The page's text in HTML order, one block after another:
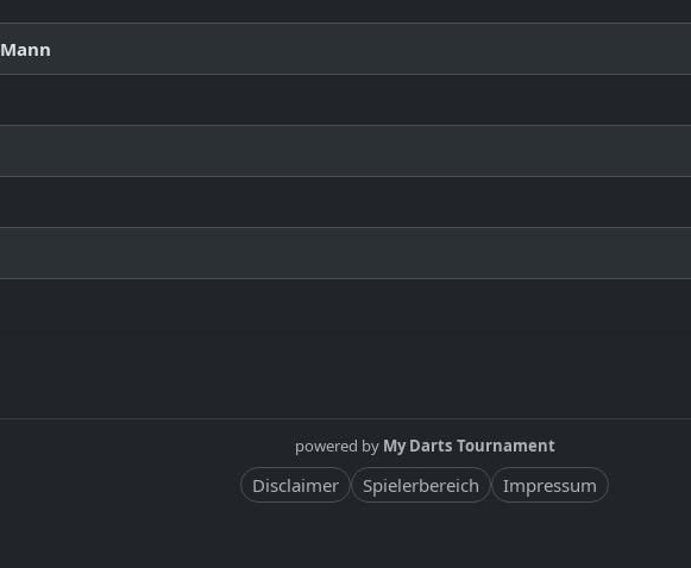
Mann
powered by My Darts Tournament
Disclaimer Spielerbereich Impressum